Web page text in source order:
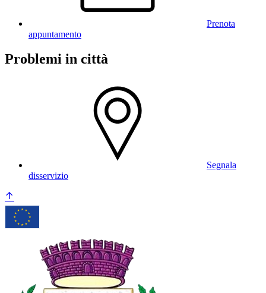
Prenota
appuntamento
Problemi in città
Segnala
disservizio